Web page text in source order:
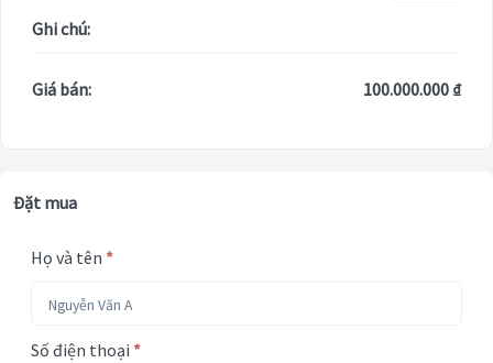
Ghi chú:
Giá bán: 100.000.000 ₫
Đặt mua
Họ và tên *
Số điện thoại *